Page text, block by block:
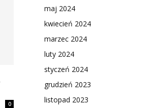
0
maj 2024
kwiecień 2024
marzec 2024
luty 2024
styczeń 2024
grudzień 2023
listopad 2023